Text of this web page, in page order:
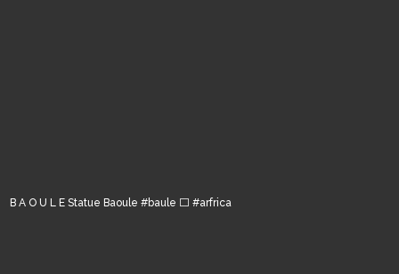
B A O U L E Statue Baoule #baule ⬜️ #arfrica